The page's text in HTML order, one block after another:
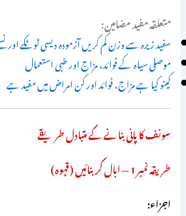
متعلقہ مفید مضامین:
سفید زیرہ سے وزن کم کریں آزمودہ دیسی ٹوٹکے اور
موصلی سیاہ کے فوائد، مزاج اور طبی استعمال
کینو کیا ہے مزاج، فوائد اور کن امراض میں مفید ہے
سونف کا پانی بنانے کے متبادل طریقے
طریقہ نمبر 1 — ابال کر بنائیں (قہوہ)
اجزاء: